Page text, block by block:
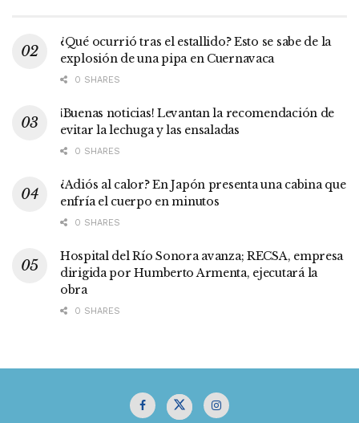
¿Qué ocurrió tras el estallido? Esto se sabe de la
explosión de una pipa en Cuernavaca
0 SHARES
¡Buenas noticias! Levantan la recomendación de
evitar la lechuga y las ensaladas
0 SHARES
¿Adiós al calor? En Japón presenta una cabina que
enfría el cuerpo en minutos
0 SHARES
Hospital del Río Sonora avanza; RECSA, empresa
dirigida por Humberto Armenta, ejecutará la
obra
0 SHARES